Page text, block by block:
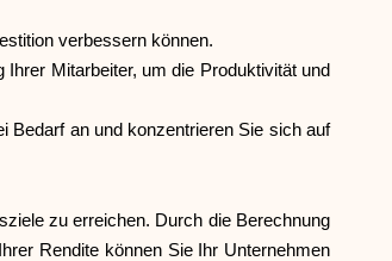
verbessern können.
Mitarbeiter, um die Produktivität und
Bedarf an und konzentrieren Sie sich auf
zu erreichen. Durch die Berechnung
Rendite können Sie Ihr Unternehmen